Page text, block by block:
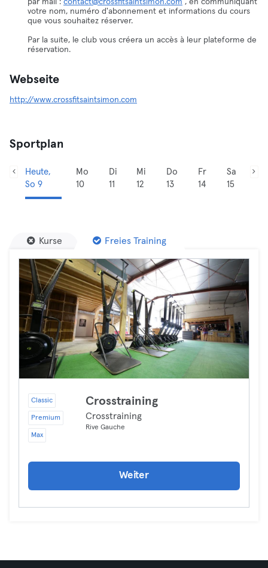
par mail : contact@crossfitsaintsimon.com , en communiquant
votre nom, numéro d'abonnement et informations du cours
que vous souhaitez réserver.
Par la suite, le club vous créera un accès à leur plateforme de
réservation.
Webseite
http://www.crossfitsaintsimon.com
Sportplan
Heute,
So 9
Mo
10
Di
11
Mi
12
Do
13
Fr
14
Sa
15
Kurse Freies Training
Classic
Premium
Max
Crosstraining
Crosstraining
Rive Gauche
Weiter